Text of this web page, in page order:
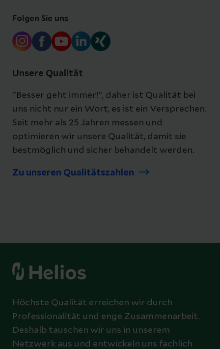
Folgen Sie uns
Unsere Qualität
"Besser geht immer!", daher ist Qualität bei
uns nicht nur ein Wort, es ist ein Versprechen.
Seit mehr als 25 Jahren messen und
optimieren wir unsere Qualität, damit sie
bestmöglich und sicher behandelt werden.
Zu unseren Qualitätszahlen
Höchste Qualität erreichen wir durch
Professionalität und enge Zusammenarbeit.
Deshalb tauschen wir uns in unserem
Netzwerk aus und entwickeln uns fachlich